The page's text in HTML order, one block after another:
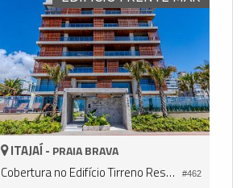
#462
ITAJAÍ - PRAIA BRAVA
Cobertura no Edifício Tirreno Residenziale